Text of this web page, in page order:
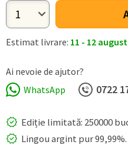
Estimat livrare: 11 - 12 august
Ai nevoie de ajutor?
WhatsApp
0722
Ediție limitată: 250000
Lingou argint pur 99,99%.